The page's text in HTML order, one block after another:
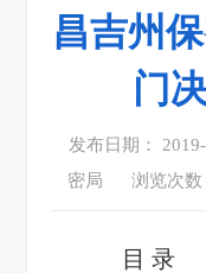
昌吉州
门
发布日期：
密局
浏览次数
目 录